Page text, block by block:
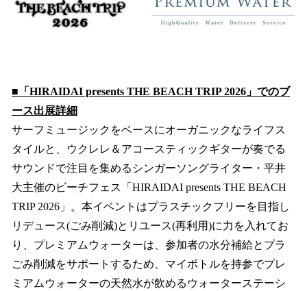
■「HIRAIDAI presents THE BEACH TRIP 2026」でのブ
ース出展詳細
サーフミュージックをベースにオーガニックなライフス
タイルと、ウクレレ＆アコースティックギターが奏でる
サウンドで注目を集めるシンガーソングライター・平井
大主催のビーチフェス「HIRAIDAI presents THE BEACH
TRIP 2026」。本イベントはプラスチックフリーを目指し
リデュース(ごみ削減)とリユース(再利用)に力を入れてお
り、プレミアムウォーターは、参加者の水分補給とプラ
ごみ削減をサポートするため、マイボトルを持参でプレ
ミアムウォーターの天然水が飲めるウォーターステーシ